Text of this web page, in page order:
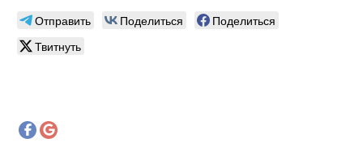
Отправить Поделиться
Поделиться
Твитнуть